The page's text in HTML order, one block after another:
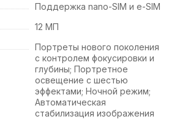
Поддержка nano-SIM и e-SIM
12 МП
Портреты нового поколения
с контролем фокусировки и
глубины; Портретное
освещение с шестью
эффектами; Ночной режим;
Автоматическая
стабилизация изображения